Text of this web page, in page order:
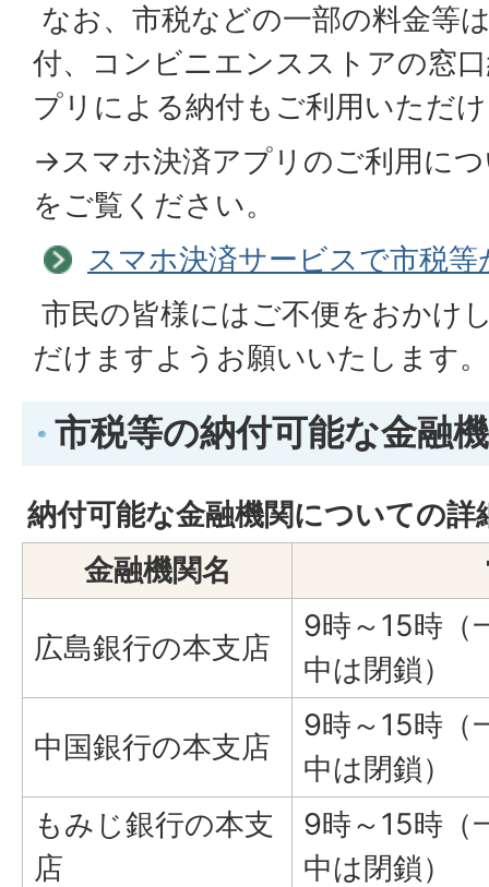
なお、市税などの一部の料金等
付、コンビニエンスストアの窓
プリによる納付もご利用いただ
→スマホ決済アプリのご利用に
をご覧ください。
スマホ決済サービスで市税
市民の皆様にはご不便をおかけ
だけますようお願いいたします。
市税等の納付可能な金融
納付可能な金融機関についての詳
金融機関名
広島銀行の本支店
9時～15時（
中は閉鎖）
中国銀行の本支店
9時～15時（
中は閉鎖）
もみじ銀行の本支
店
9時～15時（
中は閉鎖）